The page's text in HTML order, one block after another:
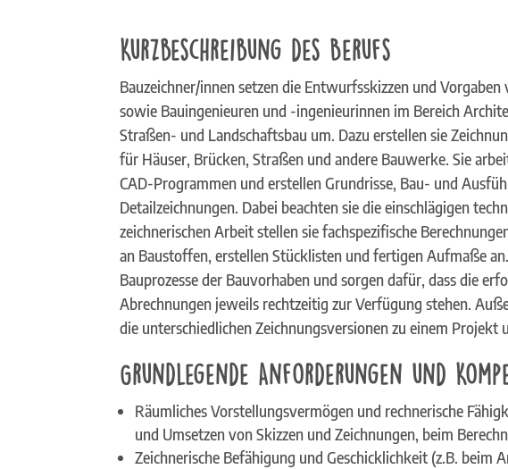
Kurzbeschreibung des Berufs
Bauzeichner/innen setzen die Entwurfsskizzen und
sowie Bauingenieuren und -ingenieurinnen im Bereich
Straßen- und Landschaftsbau um. Dazu erstellen sie
für Häuser, Brücken, Straßen und andere Bauwerke. Sie
CAD-Programmen und erstellen Grundrisse, Bau- und
Detailzeichnungen. Dabei beachten sie die einschlägigen
zeichnerischen Arbeit stellen sie fachspezifische
an Baustoffen, erstellen Stücklisten und fertigen Aufmaße
Bauprozesse der Bauvorhaben und sorgen dafür, dass die
Abrechnungen jeweils rechtzeitig zur Verfügung stehen.
die unterschiedlichen Zeichnungsversionen zu einem Projekt
Grundlegende Anforderungen und
Räumliches Vorstellungsvermögen und rechnerische
und Umsetzen von Skizzen und Zeichnungen, beim
Zeichnerische Befähigung und Geschicklichkeit (z.B. beim